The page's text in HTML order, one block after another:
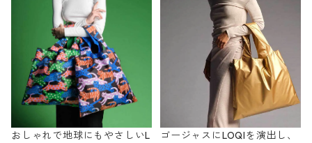
おしゃれで地球にもやさしいL
ゴージャスにLOQIを演出し、